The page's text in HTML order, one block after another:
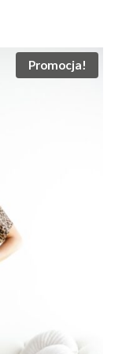
Promocja!